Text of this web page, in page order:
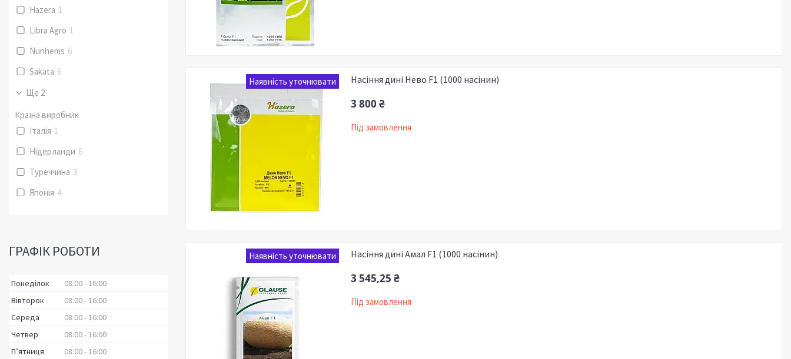
Наявність уточнювати Насіння дині Нево F1 (1000 насінин)
3 800 ₴
Під замовлення
Наявність уточнювати Насіння дині Амал F1 (1000 насінин)
3 545,25 ₴
Під замовлення
Hazera 1
Libra Agro 1
Nunhems 6
Sakata 6
Ще 2
Країна виробник
Італія 1
Нідерланди 6
Туреччина 3
Японія 4
ГРАФІК РОБОТИ
Понеділок 08:00 16:00
Вівторок
08:00 16:00
Середа
08:00 16:00
Четвер
08:00 16:00
Пʼятниця
08:00 16:00